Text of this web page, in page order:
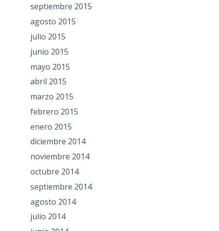
septiembre 2015
agosto 2015
julio 2015
junio 2015
mayo 2015
abril 2015
marzo 2015
febrero 2015
enero 2015
diciembre 2014
noviembre 2014
octubre 2014
septiembre 2014
agosto 2014
julio 2014